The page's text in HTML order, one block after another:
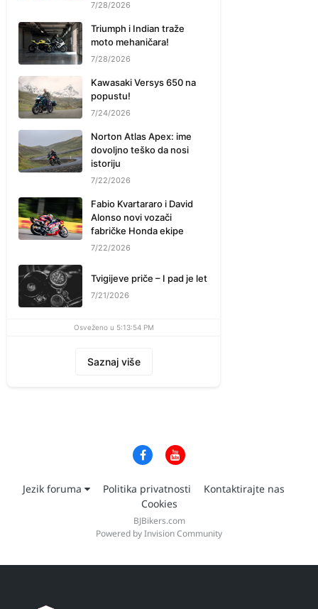
7/28/2026
Triumph i Indian traže
moto mehaničara!
7/28/2026
Kawasaki Versys 650 na
popustu!
7/24/2026
Norton Atlas Apex: ime
dovoljno teško da nosi
istoriju
7/22/2026
Fabio Kvartararo i David
Alonso novi vozači
fabričke Honda ekipe
7/22/2026
Tvigijeve priče – I pad je let
7/21/2026
Osveženo u 5:13:54 PM
Saznaj više
Jezik foruma Politika privatnosti
Kontaktirajte nas
Cookies
BJBikers.com
Powered by Invision Community